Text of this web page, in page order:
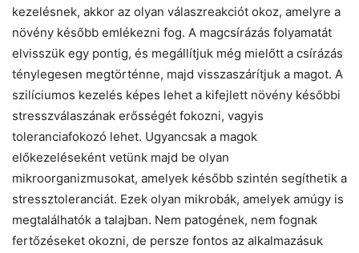
kezelésnek, akkor az olyan válaszreakciót okoz, amelyre a
növény később emlékezni fog. A magcsírázás folyamatát
elvisszük egy pontig, és megállítjuk még mielőtt a csírázás
ténylegesen megtörténne, majd visszaszárítjuk a magot. A
szilíciumos kezelés képes lehet a kifejlett növény későbbi
stresszválaszának erősségét fokozni, vagyis
toleranciafokozó lehet. Ugyancsak a magok
előkezeléseként vetünk majd be olyan
mikroorganizmusokat, amelyek később szintén segíthetik a
stressztoleranciát. Ezek olyan mikrobák, amelyek amúgy is
megtalálhatók a talajban. Nem patogének, nem fognak
fertőzéseket okozni, de persze fontos az alkalmazásuk